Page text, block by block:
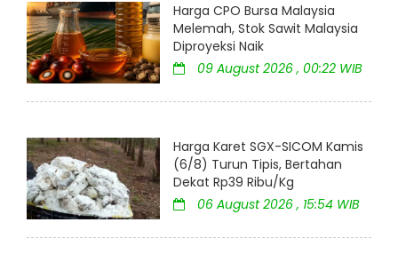
Harga CPO Bursa Malaysia
Melemah, Stok Sawit Malaysia
Diproyeksi Naik
09 August 2026 , 00:22 WIB
Harga Karet SGX-SICOM Kamis
(6/8) Turun Tipis, Bertahan
Dekat Rp39 Ribu/Kg
06 August 2026 , 15:54 WIB